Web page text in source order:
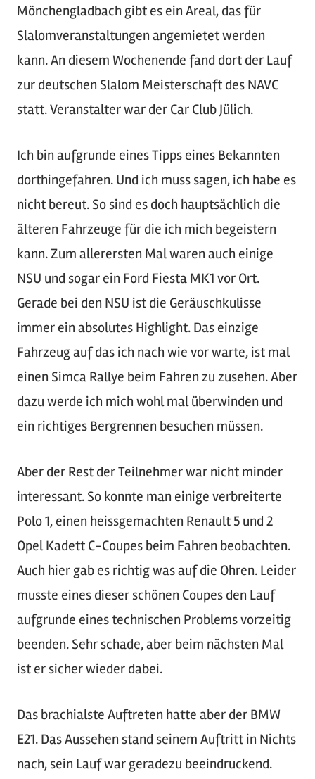
Mönchengladbach gibt es ein Areal, das für
Slalomveranstaltungen angemietet werden
kann. An diesem Wochenende fand dort der Lauf
zur deutschen Slalom Meisterschaft des NAVC
statt. Veranstalter war der Car Club Jülich.
Ich bin aufgrunde eines Tipps eines Bekannten
dorthingefahren. Und ich muss sagen, ich habe es
nicht bereut. So sind es doch hauptsächlich die
älteren Fahrzeuge für die ich mich begeistern
kann. Zum allerersten Mal waren auch einige
NSU und sogar ein Ford Fiesta MK1 vor Ort.
Gerade bei den NSU ist die Geräuschkulisse
immer ein absolutes Highlight. Das einzige
Fahrzeug auf das ich nach wie vor warte, ist mal
einen Simca Rallye beim Fahren zu zusehen. Aber
dazu werde ich mich wohl mal überwinden und
ein richtiges Bergrennen besuchen müssen.
Aber der Rest der Teilnehmer war nicht minder
interessant. So konnte man einige verbreiterte
Polo 1, einen heissgemachten Renault 5 und 2
Opel Kadett C-Coupes beim Fahren beobachten.
Auch hier gab es richtig was auf die Ohren. Leider
musste eines dieser schönen Coupes den Lauf
aufgrunde eines technischen Problems vorzeitig
beenden. Sehr schade, aber beim nächsten Mal
ist er sicher wieder dabei.
Das brachialste Auftreten hatte aber der BMW
E21. Das Aussehen stand seinem Auftritt in Nichts
nach, sein Lauf war geradezu beeindruckend.